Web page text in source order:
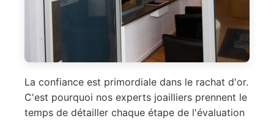
La confiance est primordiale dans le rachat d'or.
C'est pourquoi nos experts joailliers prennent le
temps de détailler chaque étape de l'évaluation